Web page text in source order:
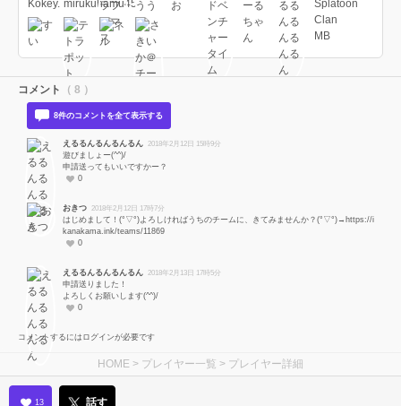
コメント （ 8 ）
8件のコメントを全て表示する
えるるんるんるんるん 2018年2月12日 15時9分
遊びましょー(^^)/
申請送ってもいいですかー？
0
おきつ 2018年2月12日 17時7分
はじめまして！(°▽°)よろしければうちのチームに、きてみませんか？(°▽°)→https://i
kanakama.ink/teams/11869
0
えるるんるんるんるん 2018年2月13日 17時5分
申請送りました！
よろしくお願いします(^^)/
0
コメントするにはログインが必要です
HOME > プレイヤー一覧 > プレイヤー詳細
13 話す